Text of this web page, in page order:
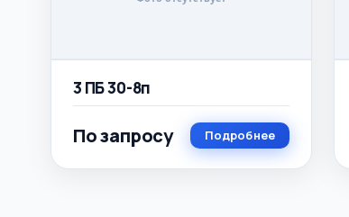
3 ПБ 30-8п
По запросу Подробнее